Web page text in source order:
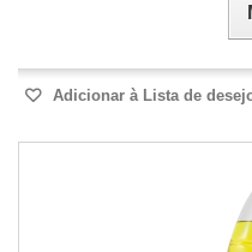
Adicionar à Lista de